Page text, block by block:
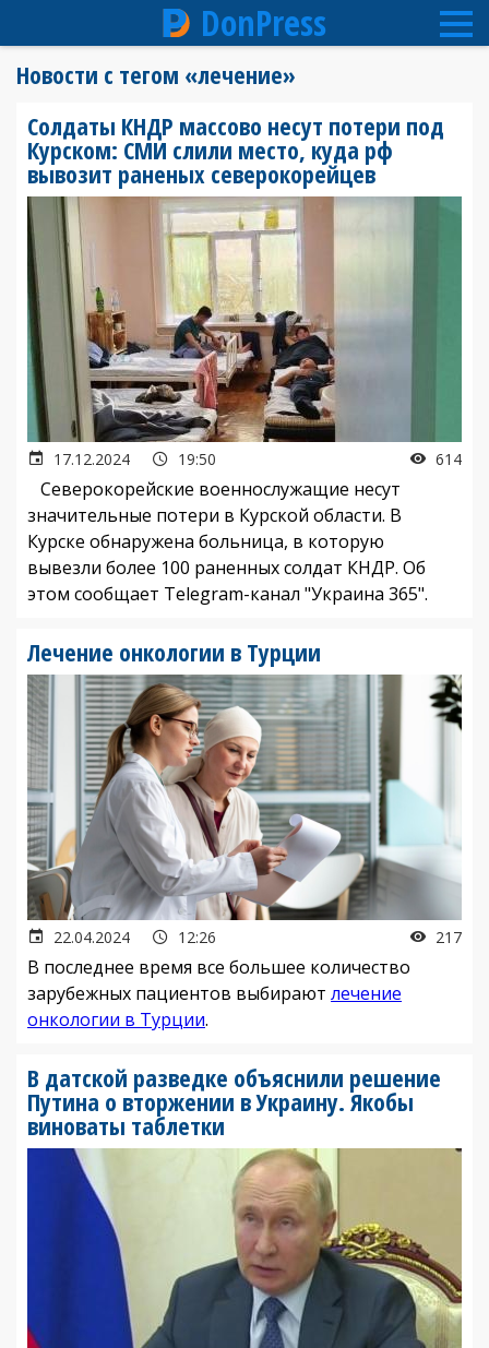
содержанию
DonPress
Новости с тегом «лечение»
Солдаты КНДР массово несут потери под
Курском: СМИ слили место, куда рф
вывозит раненых северокорейцев
17.12.2024 19:50 614
Северокорейские военнослужащие несут
значительные потери в Курской области. В
Курске обнаружена больница, в которую
вывезли более 100 раненных солдат КНДР. Об
этом сообщает Telegram-канал "Украина 365".
Лечение онкологии в Турции
22.04.2024 12:26 217
В последнее время все большее количество
зарубежных пациентов выбирают лечение
онкологии в Турции.
В датской разведке объяснили решение
Путина о вторжении в Украину. Якобы
виноваты таблетки